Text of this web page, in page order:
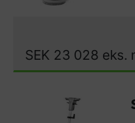
SEK 23 028 eks.